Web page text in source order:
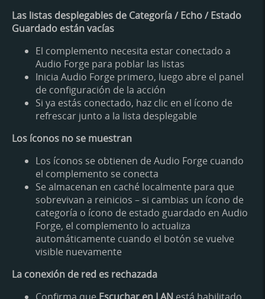
Las listas desplegables de Categoría / Echo / Estado
Guardado están vacías
El complemento necesita estar conectado a
Audio Forge para poblar las listas
Inicia Audio Forge primero, luego abre el panel
de configuración de la acción
Si ya estás conectado, haz clic en el ícono de
refrescar junto a la lista desplegable
Los íconos no se muestran
Los íconos se obtienen de Audio Forge cuando
el complemento se conecta
Se almacenan en caché localmente para que
sobrevivan a reinicios – si cambias un ícono de
categoría o ícono de estado guardado en Audio
Forge, el complemento lo actualiza
automáticamente cuando el botón se vuelve
visible nuevamente
La conexión de red es rechazada